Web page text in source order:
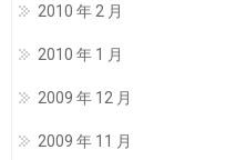
2010 年 2 月
2010 年 1 月
2009 年 12 月
2009 年 11 月